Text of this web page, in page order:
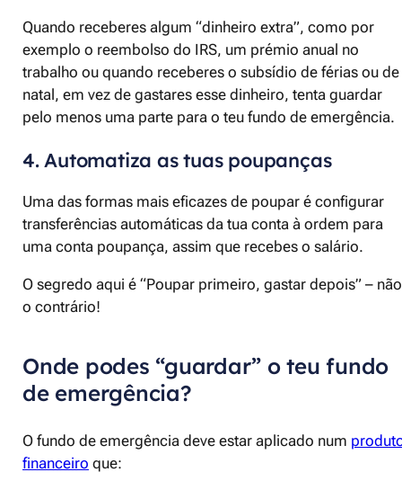
Quando receberes algum “dinheiro extra”, como por
exemplo o reembolso do IRS, um prémio anual no
trabalho ou quando receberes o subsídio de férias ou de
natal, em vez de gastares esse dinheiro, tenta guardar
pelo menos uma parte para o teu fundo de emergência.
4. Automatiza as tuas poupanças
Uma das formas mais eficazes de poupar é configurar
transferências automáticas da tua conta à ordem para
uma conta poupança, assim que recebes o salário.
O segredo aqui é “Poupar primeiro, gastar depois” – não
o contrário!
Onde podes “guardar” o teu fundo
de emergência?
O fundo de emergência deve estar aplicado num
financeiro que: